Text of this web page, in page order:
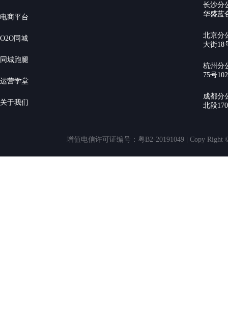
电商平台
O2O同城
同城跑腿
运营学堂
关于我们
长沙分
华盛蓝
北京分
大街18
杭州分
75号
成都分
北段
增值电信许可证编号：粤B2-20191049 | Copy